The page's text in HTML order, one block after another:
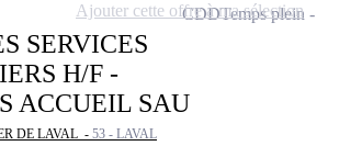
SERVICES
H/F -
ACCUEIL SAU
DE LAVAL - 53 - LAVAL
CDDTemps plein
Ajouter cette offre à ma sélection